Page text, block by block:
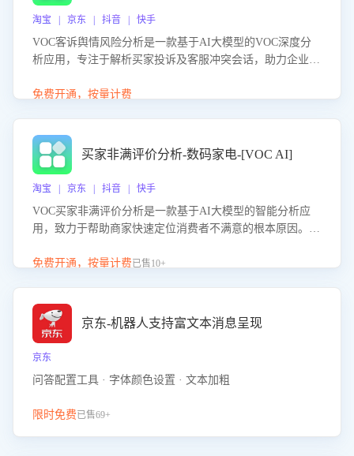
淘宝 | 京东 | 抖音 | 快手
VOC客诉舆情风险分析是一款基于AI大模型的VOC深度分
析应用，专注于解析买家投诉及客服冲突会话，助力企业精
别客户情绪、归因争议根源，并客观评估客服应对合理性与
能力，阻断差评扩散，维护品牌声誉，实现客户满意度的持
续提升。
免费开通，按量计费
买家非满评价分析-数码家电-[VOC AI]
淘宝 | 京东 | 抖音 | 快手
VOC买家非满评价分析是一款基于AI大模型的智能分析应
用，致力于帮助商家快速定位消费者不满意的根本原因。该
客服原因或其它部门原因，明确责任归属，提供可落地的改
改，有效提升客户满意度和店铺整体服务质量。
免费开通，按量计费已售10+
京东-机器人支持富文本消息呈现
京东
问答配置工具 · 字体颜色设置 · 文本加粗
限时免费已售69+